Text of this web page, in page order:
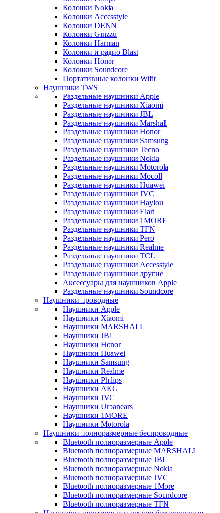
Колонки Nokia
Колонки Accesstyle
Колонки DENN
Колонки Ginzzu
Колонки Harman
Колонки и радио Blast
Колонки Honor
Колонки Soundcore
Портативные колонки Wifit
Наушники TWS
Раздельные наушники Apple
Раздельные наушники Xiaomi
Раздельные наушники JBL
Раздельные наушники Marshall
Раздельные наушники Honor
Раздельные наушники Samsung
Раздельные наушники Tecno
Раздельные наушники Nokia
Раздельные наушники Motorola
Раздельные наушники Mocoll
Раздельные наушники Huawei
Раздельные наушники JVC
Раздельные наушники Haylou
Раздельные наушники Elari
Раздельные наушники 1MORE
Раздельные наушники TFN
Раздельные наушники Pero
Раздельные наушники Realme
Раздельные наушники TCL
Раздельные наушники Accesstyle
Раздельные наушники другие
Аксессуары для наушников Apple
Раздельные наушники Soundcore
Наушники проводные
Наушники Apple
Наушники Xiaomi
Наушники MARSHALL
Наушники JBL
Наушники Honor
Наушники Huawei
Наушники Samsung
Наушники Realme
Наушники Philips
Наушники AKG
Наушники JVC
Наушники Urbanears
Наушники 1MORE
Наушники Motorola
Наушники полноразмерные беспроводные
Bluetooth полноразмерные Apple
Bluetooth полноразмерные MARSHALL
Bluetooth полноразмерные JBL
Bluetooth полноразмерные Nokia
Bluetooth полноразмерные JVC
Bluetooth полноразмерные 1More
Bluetooth полноразмерные Soundcore
Bluetooth полноразмерные TFN